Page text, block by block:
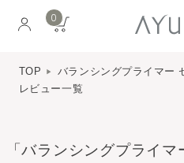
0
TOP
バランシングプライマー
レビュー一覧
「バランシングプライ